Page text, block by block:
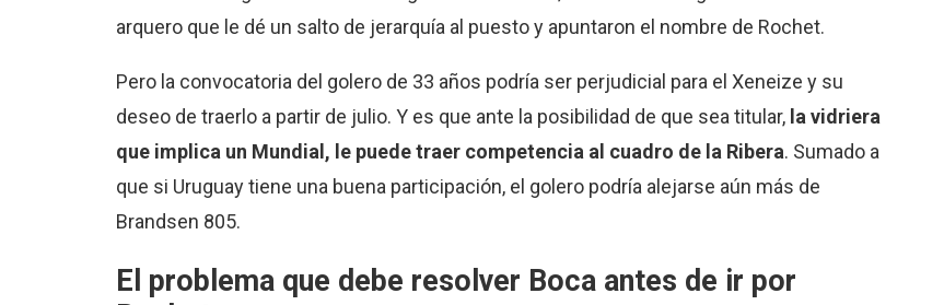
arquero que le dé un salto de jerarquía al puesto y apuntaron el nombre de Rochet.
Pero la convocatoria del golero de 33 años podría ser perjudicial para el Xeneize y su
deseo de traerlo a partir de julio. Y es que ante la posibilidad de que sea titular, la vidriera
que implica un Mundial, le puede traer competencia al cuadro de la Ribera. Sumado a
que si Uruguay tiene una buena participación, el golero podría alejarse aún más de
Brandsen 805.
El problema que debe resolver Boca antes de ir por